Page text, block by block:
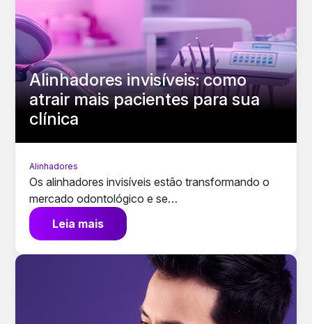
Alinhadores invisíveis: como
atrair mais pacientes para sua
clínica
Alinhadores
Os alinhadores invisíveis estão transformando o
mercado odontológico e se…
Leia mais